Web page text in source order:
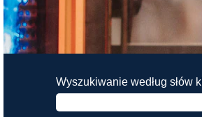
Wyszukiwanie według słów